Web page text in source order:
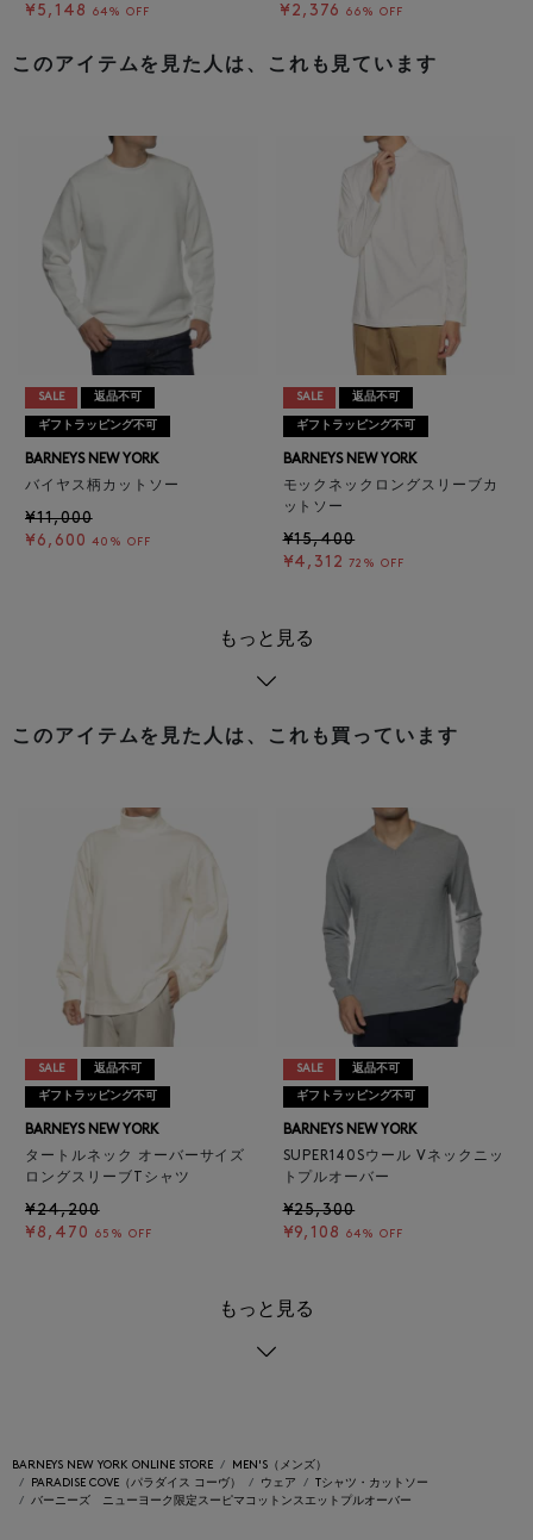
¥5,148
64% OFF
¥2,376
66% OFF
このアイテムを見た人は、これも見ています
SALE 返品不可
ギフトラッピング不可
BARNEYS NEW YORK
バイヤス柄カットソー
¥11,000
¥6,600 40% OFF
SALE 返品不可
ギフトラッピング不可
BARNEYS NEW YORK
モックネックロングスリーブカ
ットソー
¥15,400
¥4,312 72% OFF
もっと見る
このアイテムを見た人は、これも買っています
SALE 返品不可
ギフトラッピング不可
BARNEYS NEW YORK
タートルネック オーバーサイズ
ロングスリーブTシャツ
¥24,200
¥8,470
65% OFF
SALE 返品不可
ギフトラッピング不可
BARNEYS NEW YORK
SUPER140Sウール Vネックニッ
トプルオーバー
¥25,300
¥9,108
64% OFF
もっと見る
BARNEYS NEW YORK ONLINE STORE
MEN'S（メンズ）
PARADISE COVE（パラダイス コーヴ）
ウェア
Tシャツ・カットソー
バーニーズ ニューヨーク限定スーピマコットンスエットプルオーバー